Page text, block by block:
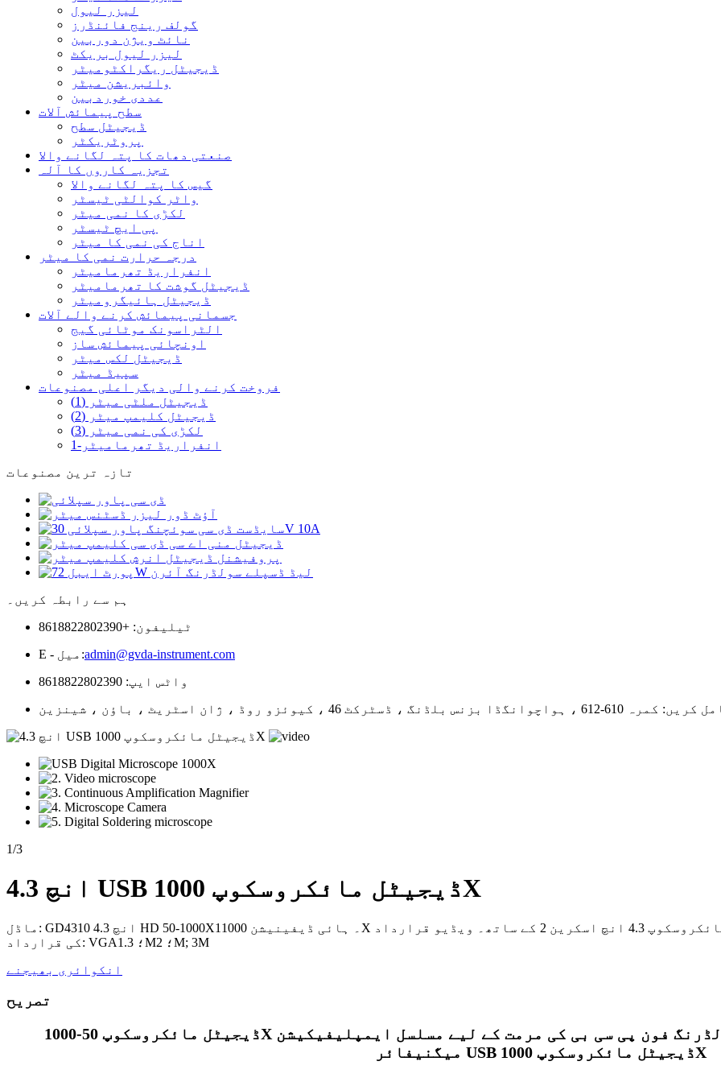
لیزر لیول
گولف رینج فائنڈرز
نائٹ ویژن دوربین
لیزر لیول بریکٹ
ڈیجیٹل ریگراکٹومیٹر
وائبریشن میٹر
عددی خوردبین
سطح پیمائش آلات
ڈیجیٹل سطح
پروٹریکٹر
صنعتی دھات کا پتہ لگانے والا
تجزیہ کاروں کا آلہ
گیس کا پتہ لگانے والا
واٹر کوالٹی ٹیسٹر
لکڑی کا نمی میٹر
پی ایچ ٹیسٹر
اناج کی نمی کا میٹر
درجہ حرارت نمی کا میٹر
انفراریڈ تھرمامیٹر
ڈیجیٹل گوشت کا تھرمامیٹر
ڈیجیٹل ہائیگرومیٹر
جسمانی پیمائش کرنے والے آلات
الٹراسونک موٹائی گیج
اونچائی پیمائش ساز
ڈیجیٹل لکس میٹر
سپیڈ میٹر
فروخت کرنے والی دیگر اعلی مصنوعات
ڈیجیٹل ملٹی میٹر (1)
ڈیجیٹل کلیمپ میٹر (2)
لکڑی کی نمی میٹر (3)
انفراریڈ تھرمامیٹر-1
تازہ ترین مصنوعات
ہم سے رابطہ کریں۔
ٹیلیفون: +8618822802390
E - میل:admin@gvda-instrument.com
واٹس ایپ: 8618822802390
610-612 ، ہواچوانگڈا بزنس بلڈنگ ، ڈسٹرکٹ 46 ، کیوئزو روڈ ، ژان اسٹریٹ ، باؤن ، شینزین
1/3
4.3 انچ USB ڈیجیٹل مائکروسکوپ 1000X
ماڈل: GD4310 4.3 انچ HD 50-1000X1۔ ہائی ڈیفینیشن 1000X ڈیجیٹل مائکروسکوپ 4.3 انچ اسکرین 2 کے ساتھ۔ ویڈیو قرارداد: VGA؛ 720P3۔ سب سے بڑا پکسل: 720p4۔ کیمرے
کی قرارداد: VGA؛ 1.3M؛ 2M; 3M
انکوائری بھیجنے
تصریح
ڈیجیٹل مائکروسکوپ 50-1000X الیکٹرانک ویڈیو مائکروسکوپ کیمرہ سولڈرنگ فون پی سی بی کی مرمت کے لیے مسلسل ایمپلیفیکیشن
میگنیفائر USB ڈیجیٹل مائکروسکوپ 1000X